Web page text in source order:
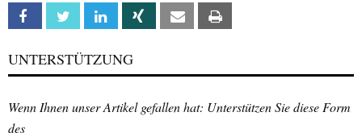
Facebook Twitter Linkedin Xing Email
UNTERSTÜTZUNG
Wenn Ihnen unser Artikel gefallen hat: Unterstützen Sie diese Form
des